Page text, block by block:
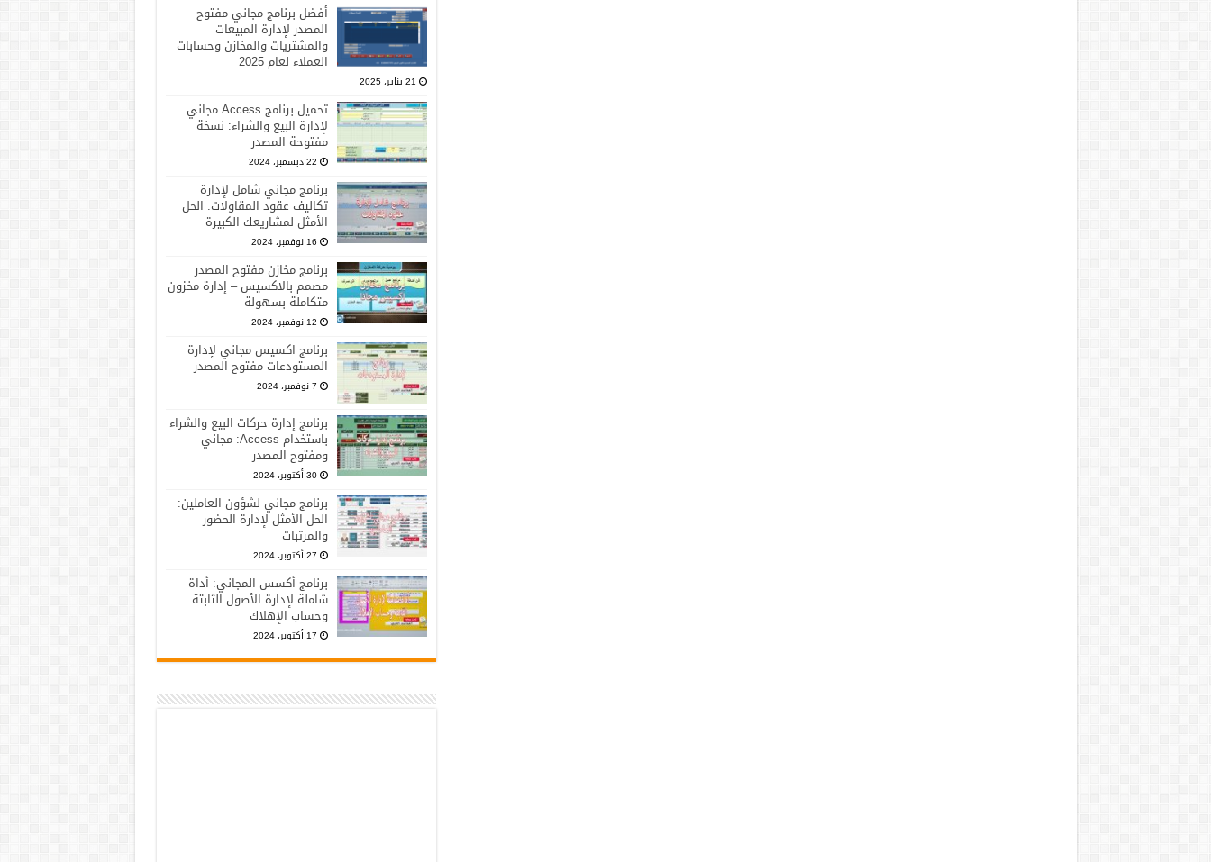
أفضل برنامج مجاني مفتوح
المصدر لإدارة المبيعات
والمشتريات والمخازن وحسابات
العملاء لعام 2025
21 يناير، 2025
تحميل برنامج Access مجاني
لإدارة البيع والشراء: نسخة
مفتوحة المصدر
22 ديسمبر، 2024
برنامج مجاني شامل لإدارة
تكاليف عقود المقاولات: الحل
الأمثل لمشاريعك الكبيرة
16 نوفمبر، 2024
برنامج مخازن مفتوح المصدر
مصمم بالاكسيس – إدارة مخزون
متكاملة بسهولة
12 نوفمبر، 2024
برنامج اكسيس مجاني لإدارة
المستودعات مفتوح المصدر
7 نوفمبر، 2024
برنامج إدارة حركات البيع والشراء
باستخدام Access: مجاني
ومفتوح المصدر
30 أكتوبر، 2024
برنامج مجاني لشؤون العاملين:
الحل الأمثل لإدارة الحضور
والمرتبات
27 أكتوبر، 2024
برنامج أكسس المجاني: أداة
شاملة لإدارة الأصول الثابتة
وحساب الإهلاك
17 أكتوبر، 2024